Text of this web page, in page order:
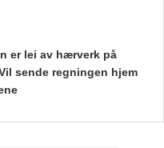
er lei av hærverk på
sende regningen hjem